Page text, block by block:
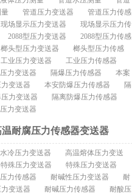
管道压力变送器
管道压力传感
现场显示压力变送器
现场显示压力传
2088型压力变送器
2088型压力传感
榔头型压力变送器
榔头型压力传感
工业压力变送器
工业压力传感器
力变送器
隔爆压力传感器
本案
力变送器
本安防爆压力传感器
隔
力变送器
隔离防爆压力传感器
力变送器
温耐腐压力传感器变送器
冷压力变送器
高温熔体压力变送
特殊压力变送器
特殊压力变送器
力传感器
耐碱性压力变送器
耐
变送器
耐碱压力传感器
耐酸压